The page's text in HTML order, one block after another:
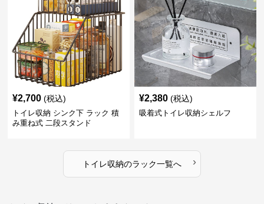
¥2,700 (税込)
トイレ収納 シンク下 ラック 積
み重ね式 二段スタンド
¥2,380 (税込)
吸着式トイレ収納シェルフ
トイレ収納のラック一覧へ ›